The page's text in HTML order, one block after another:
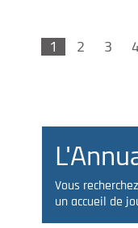
1 2 3
Vous
un accueil de